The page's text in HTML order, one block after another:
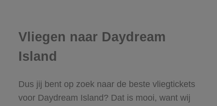
Vliegen naar Daydream
Island
Dus jij bent op zoek naar de beste vliegtickets
voor Daydream Island? Dat is mooi, want wij